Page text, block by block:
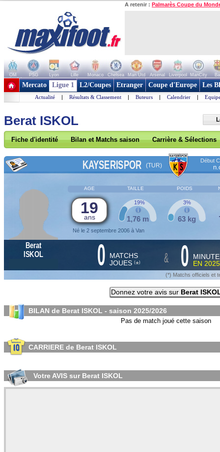
A retenir : Palmarès Coupe du
OM PSG Lyon Lille Monaco Chelsea Man Utd Arsenal Liverpool ManCity
+ de clubs
Mercato Ligue 1 L2/Coupes Etranger Coupe d'Europe Les
Actualité | Résultats & Classement | Buteurs | Calendrier |
Berat ISKOL
Fiche d'identité Bilan et Matchs saison Carrière & Sélections
KAYSERISPOR (TUR)
Début
AGE TAILLE POIDS
19
ans
Né le 2 septembre 2006 à Van
1,76 m
19%
63 kg
3%
Berat
ISKOL
0 MATCHS
JOUES (*) & 0
EN
(*) Matchs officiels et
Donnez votre avis sur Berat
BILAN de Berat ISKOL - saison 2025/2026
Pas de match joué cette saison
CARRIERE de Berat ISKOL
Votre AVIS sur Berat ISKOL